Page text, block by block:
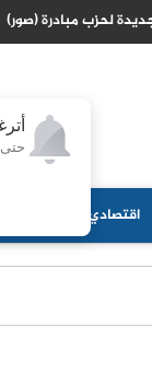
حتى
لتفكيك
اقتصادي